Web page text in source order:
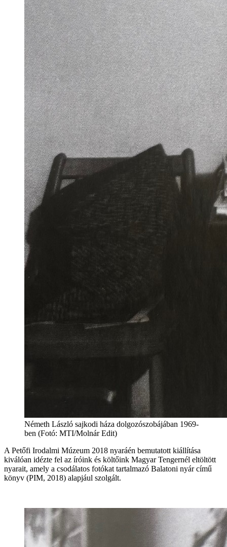
Németh László sajkodi háza dolgozószobájában 1969-
ben (Fotó: MTI/Molnár Edit)
A Petőfi Irodalmi Múzeum 2018 nyaráén bemutatott kiállítása
kiválóan idézte fel az íróink és költőink Magyar Tengernél eltöltött
nyarait, amely a csodálatos fotókat tartalmazó Balatoni nyár című
könyv (PIM, 2018) alapjául szolgált.